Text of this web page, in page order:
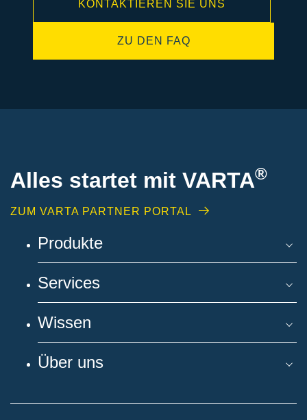
KONTAKTIEREN SIE UNS
ZU DEN FAQ
Alles startet mit VARTA®
ZUM VARTA PARTNER PORTAL
Produkte
Services
Wissen
Über uns